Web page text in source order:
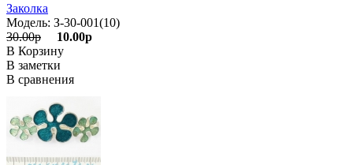
Заколка
Модель: З-30-001(10)
30.00р
10.00р
В Корзину
В заметки
В сравнения